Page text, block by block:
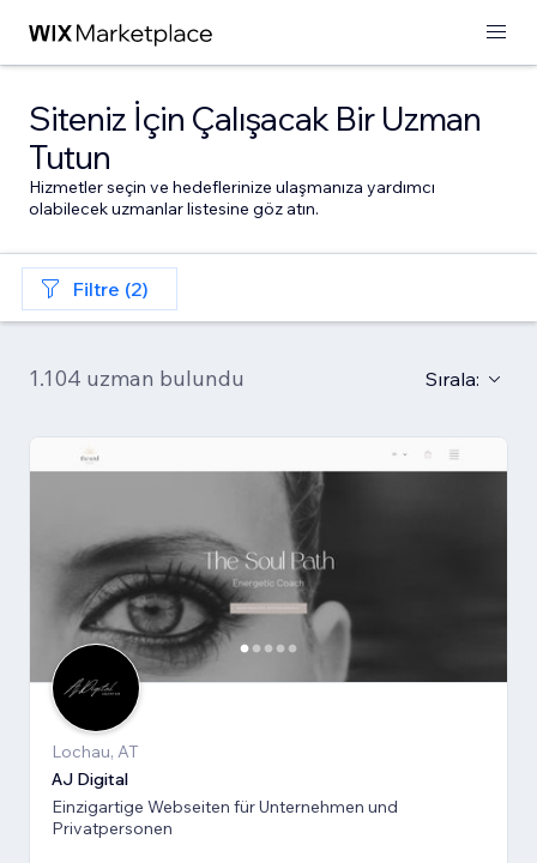
Siteniz İçin Çalışacak Bir Uzman
Tutun
Hizmetler seçin ve hedeflerinize ulaşmanıza yardımcı
olabilecek uzmanlar listesine göz atın.
Filtre (2)
1.104 uzman bulundu Sırala:
Lochau, AT
AJ Digital
Einzigartige Webseiten für Unternehmen und
Privatpersonen